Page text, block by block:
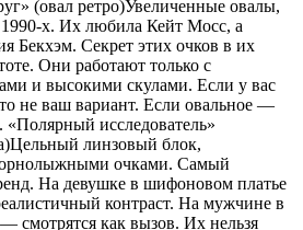
(овал ретро)Увеличенные овалы,
х. Их любила Кейт Мосс, а
Бекхэм. Секрет этих очков в их
Они работают только с
и высокими скулами. Если у вас
не ваш вариант. Если овальное —
«Полярный исследователь»
линзовый блок,
очками. Самый
На девушке в шифоновом платье
контраст. На мужчине в
смотрятся как вызов. Их нельзя